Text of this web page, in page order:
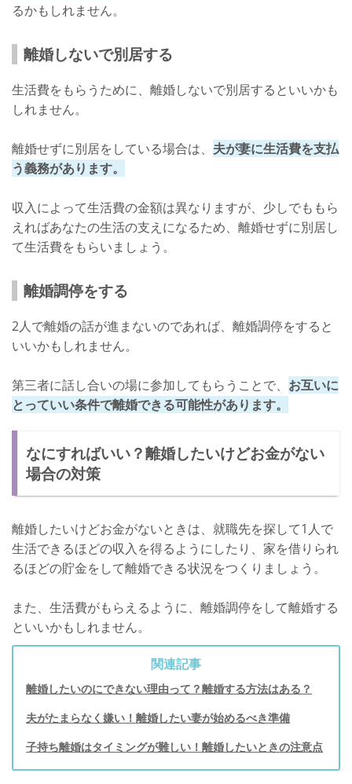
るかもしれません。
離婚しないで別居する
生活費をもらうために、離婚しないで別居するといいかも
しれません。
離婚せずに別居をしている場合は、 夫が妻に生活費を支払
う義務があります。
収入によって生活費の金額は異なりますが、少しでももら
えればあなたの生活の支えになるため、離婚せずに別居し
て生活費をもらいましょう。
離婚調停をする
2人で離婚の話が進まないのであれば、離婚調停をすると
いいかもしれません。
第三者に話し合いの場に参加してもらうことで、 お互いに
とっていい条件で離婚できる可能性があります。
なにすればいい？離婚したいけどお金がない
場合の対策
離婚したいけどお金がないときは、就職先を探して1人で
生活できるほどの収入を得るようにしたり、家を借りられ
るほどの貯金をして離婚できる状況をつくりましょう。
また、生活費がもらえるように、離婚調停をして離婚する
といいかもしれません。
関連記事
離婚したいのにできない理由って？離婚する方法はある？
夫がたまらなく嫌い！離婚したい妻が始めるべき準備
子持ち離婚はタイミングが難しい！離婚したいときの注意点